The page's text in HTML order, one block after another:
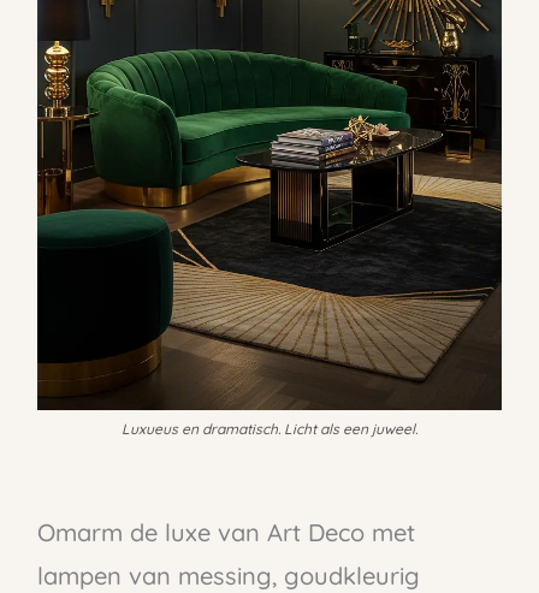
Luxueus en dramatisch. Licht als een juweel.
Omarm de luxe van Art Deco met
lampen van messing, goudkleurig